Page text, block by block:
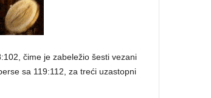
čime je zabeležio šesti vezani
sa 119:112, za treći uzastopni